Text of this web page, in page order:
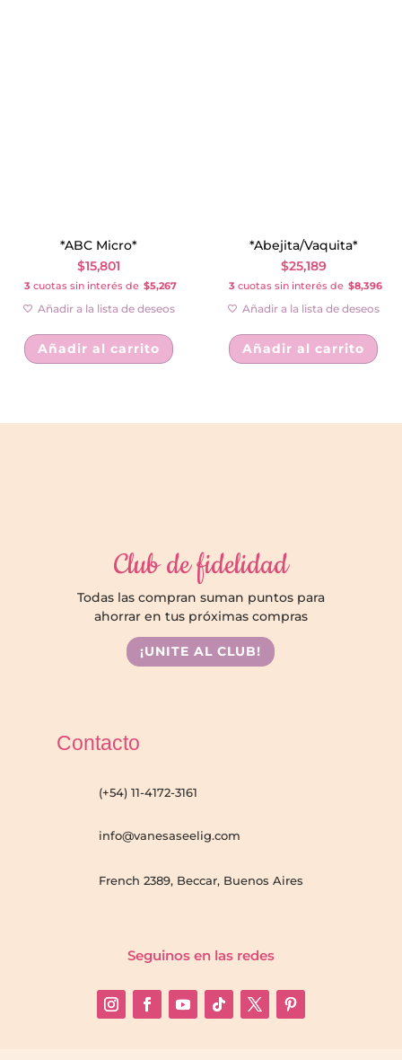
*ABC Micro*
$15,801
3 cuotas sin interés de $5,267
Añadir a la lista de deseos
Añadir al carrito
*Abejita/Vaquita*
$25,189
3 cuotas sin interés de $8,396
Añadir a la lista de deseos
Añadir al carrito
Club de fidelidad
Todas las compran suman puntos para
ahorrar en tus próximas compras
¡UNITE AL CLUB!
Contacto
(+54) 11-4172-3161
info@vanesaseelig.com
French 2389, Beccar, Buenos Aires
Seguinos en las redes